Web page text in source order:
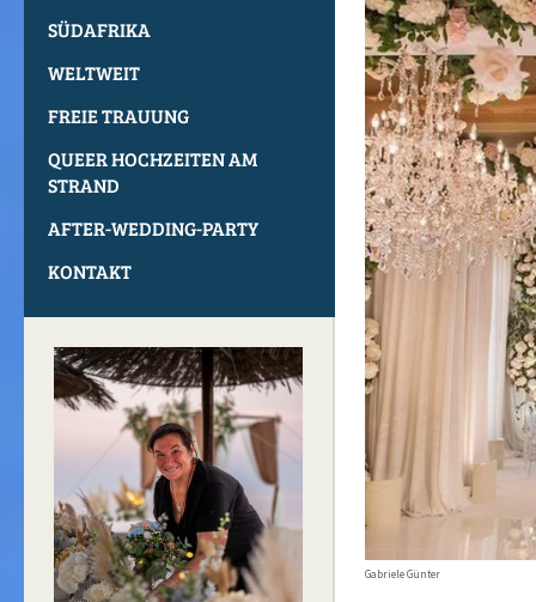
SÜDAFRIKA
WELTWEIT
FREIE TRAUUNG
QUEER HOCHZEITEN AM
STRAND
AFTER-WEDDING-PARTY
KONTAKT
Gabriele Günter